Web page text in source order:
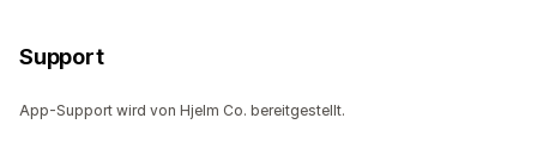
Support
App-Support wird von Hjelm Co. bereitgestellt.